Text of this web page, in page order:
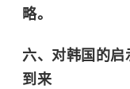
略。
六、对韩国的
到来